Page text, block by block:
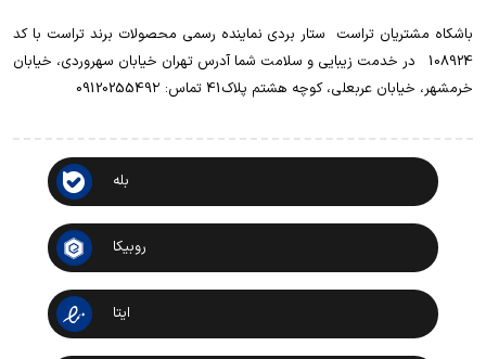
باشکاه مشتریان تراست ‌ ‌ستار بردی نماینده رسمی محصولات برند تراست با کد
108924 ‌ ‌ در خدمت زیبایی و سلامت شما آدرس تهران خیابان سهروردی، خیابان
خرمشهر، خیابان عربعلی، کوچه هشتم پلاک41 تماس: 0912025549۲
بله
روبیکا
ایتا